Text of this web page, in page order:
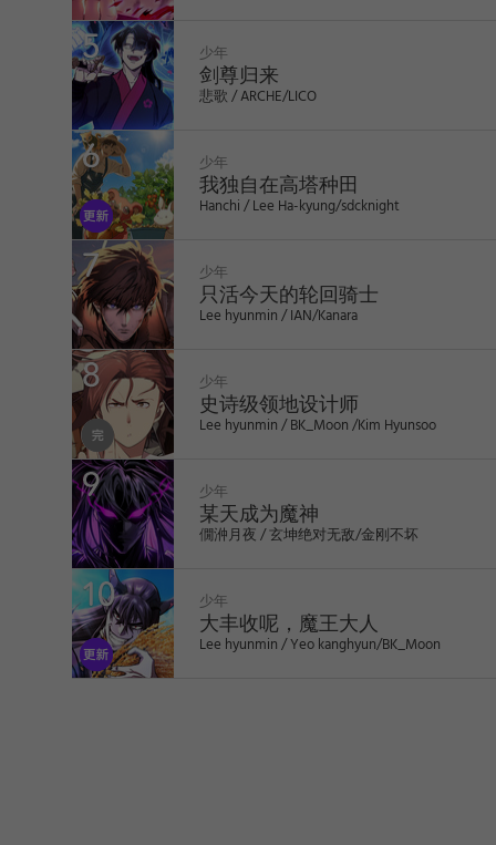
1
2
3
4
5
少年
剑尊归来
悲歌 / ARCHE/LICO
少年
我独自在高塔种田
Hanchi / Lee Ha-kyung/sdcknight
少年
只活今天的轮回骑士
Lee hyunmin / IAN/Kanara
少年
史诗级领地设计师
Lee hyunmin / BK_Moon /Kim Hyunsoo
少年
某天成为魔神
僩㳞月夜 / 玄坤绝对无敌/金刚不坏
少年
大丰收呢，魔王大人
Lee hyunmin / Yeo kanghyun/BK_Moon